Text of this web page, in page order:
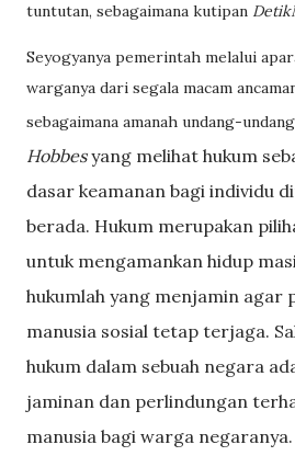
tuntutan, sebagaimana kutipan Det
Seyogyanya pemerintah melalui
warganya dari segala macam
sebagaimana amanah undang-
Hobbesyang melihat hukum
dasar keamanan bagi individu
berada. Hukum merupakan
untuk mengamankan hidup
hukumlah yang menjamin
manusia sosial tetap terjaga.
hukum dalam sebuah negara
jaminan dan perlindungan
manusia bagi warga